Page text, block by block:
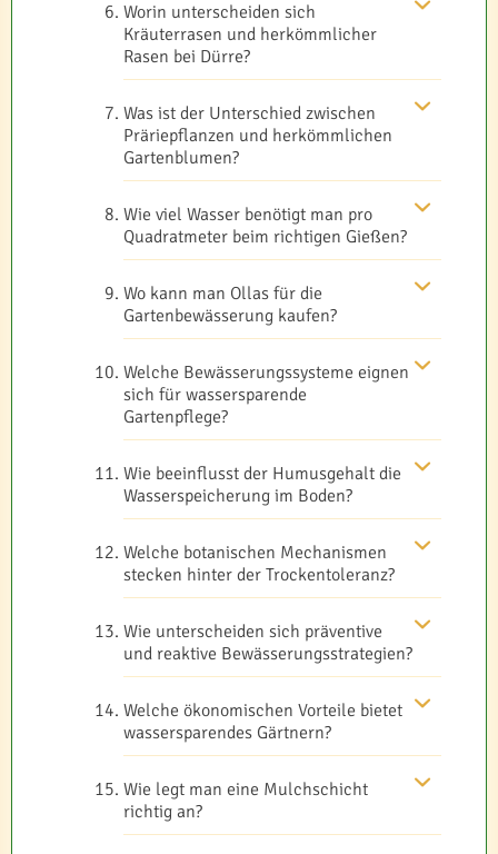
Worin unterscheiden sich
Kräuterrasen und herkömmlicher
Rasen bei Dürre?
Was ist der Unterschied zwischen
Präriepflanzen und herkömmlichen
Gartenblumen?
Wie viel Wasser benötigt man pro
Quadratmeter beim richtigen Gießen?
Wo kann man Ollas für die
Gartenbewässerung kaufen?
Welche Bewässerungssysteme eignen
sich für wassersparende
Gartenpflege?
Wie beeinflusst der Humusgehalt die
Wasserspeicherung im Boden?
Welche botanischen Mechanismen
stecken hinter der Trockentoleranz?
Wie unterscheiden sich präventive
und reaktive Bewässerungsstrategien?
Welche ökonomischen Vorteile bietet
wassersparendes Gärtnern?
Wie legt man eine Mulchschicht
richtig an?